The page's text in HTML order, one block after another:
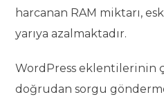
harcanan RAM miktarı,
yarıya azalmaktadır.
WordPress eklentilerinin
doğrudan sorgu